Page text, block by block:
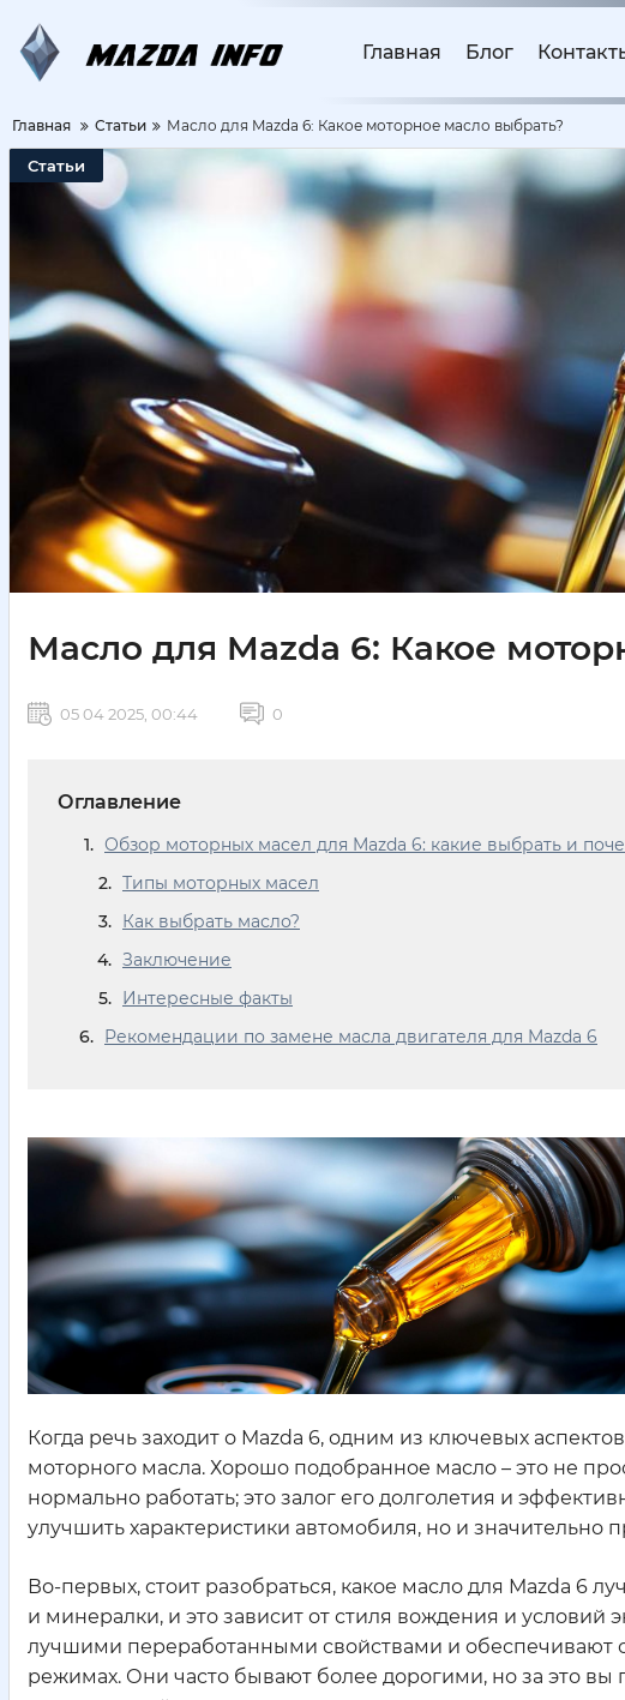
Главная Блог
Главная Статьи Масло для Mazda 6: Какое моторное масло выбрать?
Статьи
Масло для Mazda 6: Какое
05 04 2025, 00:44 0
Оглавление
Обзор моторных масел для Mazda 6: какие выбрать и
Типы моторных масел
Как выбрать масло?
Заключение
Интересные факты
Рекомендации по замене масла двигателя для Mazda 6
Когда речь заходит о Mazda 6, одним из ключевых
моторного масла. Хорошо подобранное масло – это не
нормально работать; это залог его долголетия и
улучшить характеристики автомобиля, но и значительно
Во-первых, стоит разобраться, какое масло для Mazda 6
и минералки, и это зависит от стиля вождения и условий
лучшими переработанными свойствами и обеспечивают
режимах. Они часто бывают более дорогими, но за это вы